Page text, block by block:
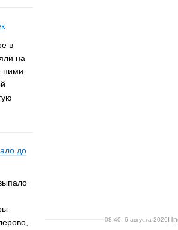
в
на
ними
до
08:40, 6 августа 2026